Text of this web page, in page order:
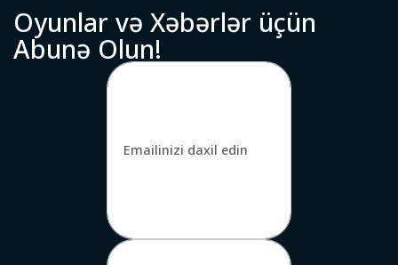
Oyunlarvə Xəbərlər üçün
Abunə Olun!